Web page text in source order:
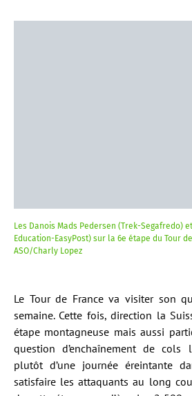
Les Danois Mads Pedersen (Trek-Segafredo)
Education-EasyPost) sur la 6e étape du Tour
ASO/Charly Lopez
Le Tour de France va visiter son
semaine. Cette fois, direction la
étape montagneuse mais aussi
question d’enchaînement de
plutôt d’une journée éreintante
satisfaire les attaquants au long